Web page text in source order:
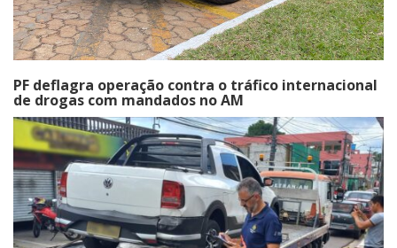
PF deflagra operação contra o tráfico internacional
de drogas com mandados no AM